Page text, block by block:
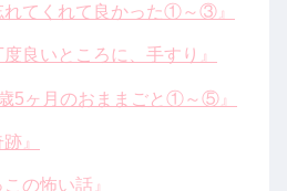
れてくれて良かった①～③』
良いところに、手すり』
5ヶ月のおままごと①～⑤』
』
の怖い話』